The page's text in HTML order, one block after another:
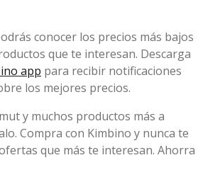
conocer los precios más bajos
que te interesan. Descarga
app para recibir notificaciones
los mejores precios.
y muchos productos más a
Compra con Kimbino y nunca te
que más te interesan. Ahorra